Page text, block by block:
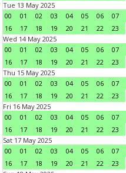
Tue 13 May 2025
00
01 02 03 04 05 06 07
16
17 18 19 20 21 22
23
Wed 14 May 2025
00
01 02 03 04 05 06 07
16
17 18 19 20 21 22
23
Thu 15 May 2025
00
01 02 03 04 05 06 07
16
17 18 19 20 21 22
23
Fri 16 May 2025
00
01 02 03 04 05 06 07
16
17 18 19 20 21 22
23
Sat 17 May 2025
00
01 02 03 04 05 06 07
16
17 18 19 20 21 22
23